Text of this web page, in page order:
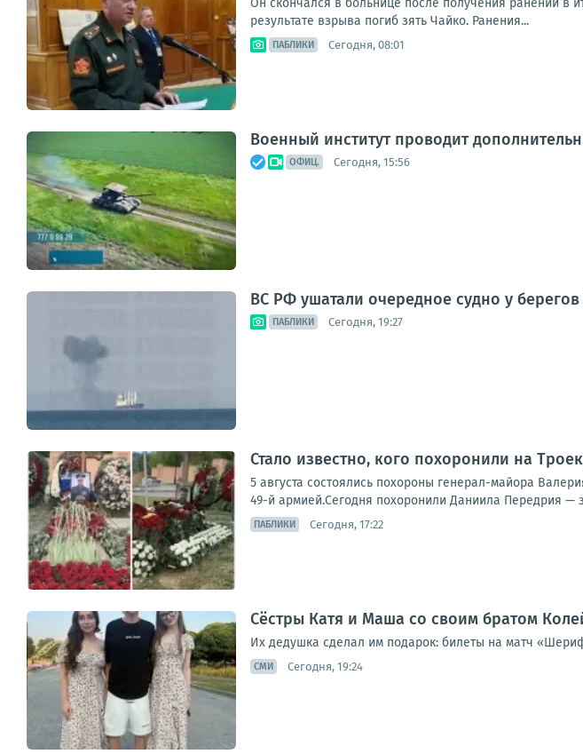
Он скончался в больнице после получения ранений в
результате взрыва погиб зять Чайко. Ранения...
ПАБЛИКИ Сегодня, 08:01
Военный институт проводит
ОФИЦ. Сегодня, 15:56
ВС РФ ушатали очередное судно у
ПАБЛИКИ Сегодня, 19:27
Стало известно, кого похоронили на
5 августа состоялись похороны генерал-майора
49-й армией.Сегодня похоронили Даниила Передрия —
ПАБЛИКИ Сегодня, 17:22
Сёстры Катя и Маша со своим братом
Их дедушка сделал им подарок: билеты на матч
СМИ Сегодня, 19:24